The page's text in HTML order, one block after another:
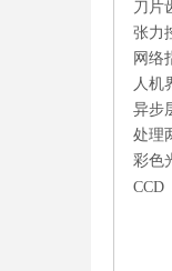
刀片
张力
网络
人机
异步
处理
彩色
CCD